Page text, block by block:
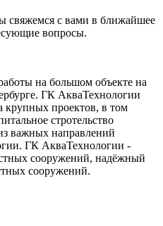
свяжемся с вами в ближайшее
вопросы.
на большом объекте на
ГК АкваТехнологии
крупных проектов, в том
стротельство
важных направлений
ГК АкваТехнологии -
сооружений, надёжный
сооружений.